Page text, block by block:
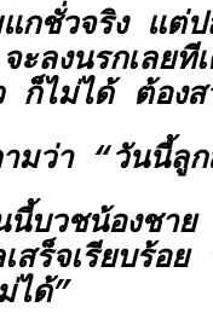
กชั่วจริง แต่
ะลงนรกเลยที
ก็ไม่ได้ ต้อง
มว่า “วันนี้ลูก
นี้บวชน้องชา
เสร็จเรียบร้อ
ได้”